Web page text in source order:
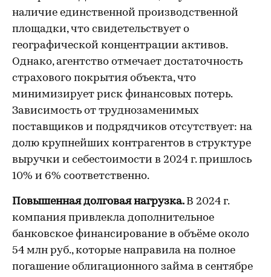
наличие единственной производственной
площадки, что свидетельствует о
географической концентрации активов.
Однако, агентство отмечает достаточность
страхового покрытия объекта, что
минимизирует риск финансовых потерь.
Зависимость от труднозаменимых
поставщиков и подрядчиков отсутствует: на
долю крупнейших контрагентов в структуре
выручки и себестоимости в 2024 г. пришлось
10% и 6% соответственно.
Повышенная долговая нагрузка. В 2024 г.
компания привлекла дополнительное
банковское финансирование в объёме около
54 млн руб., которые направила на полное
погашение облигационного займа в сентябре